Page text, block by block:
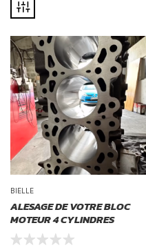
BIELLE
ALESAGE DE VOTRE BLOC
MOTEUR 4 CYLINDRES